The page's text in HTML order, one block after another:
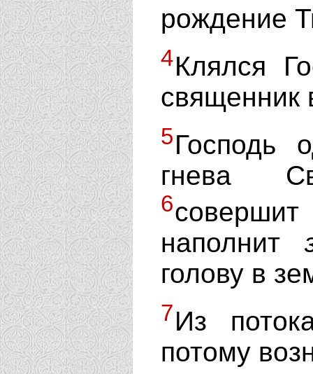
рождение
4Клялся
священник
5Господь
гнева
6
наполнит
голову в
7Из
потому